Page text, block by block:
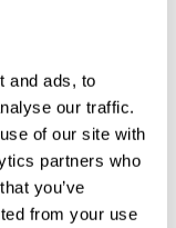
and ads, to
our traffic.
of our site with
partners who
you’ve
from your use
experiencia al
fecha, defina sus
varios chefs y
inolvidable.